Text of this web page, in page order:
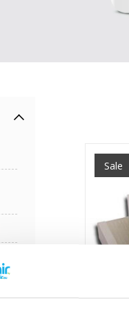
Sale